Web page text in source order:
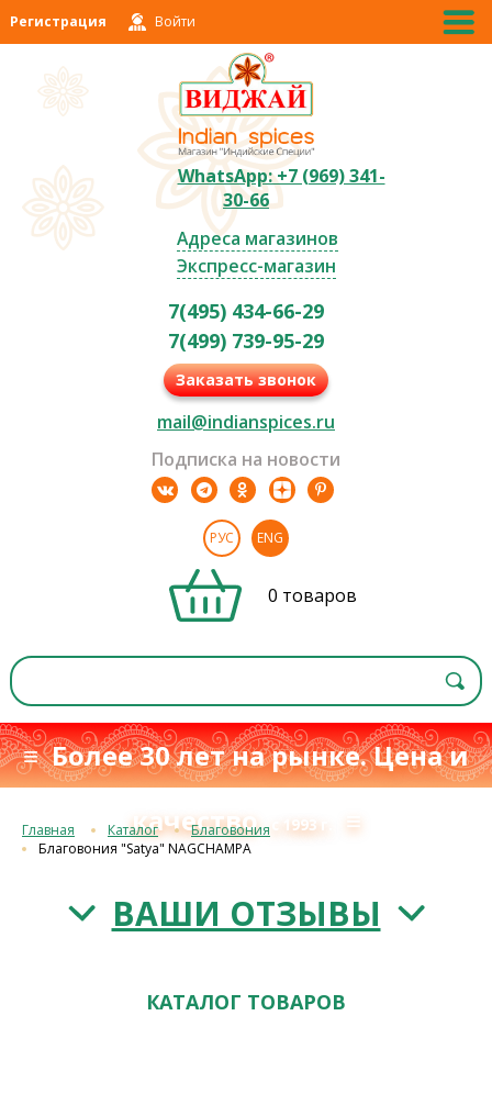
Регистрация Войти
WhatsApp: +7 (969) 341-
30-66
Адреса магазинов
Экспресс-магазин
7(495) 434-66-29
7(499) 739-95-29
Заказать звонок
mail@indianspices.ru
Подписка на новости
РУС ENG
0 товаров
≡ Более 30 лет на рынке. Цена и
качество с 1993 г. ≡
Главная Каталог
Благовония
Благовония "Satya" NAGCHAMPA
ВАШИ ОТЗЫВЫ
КАТАЛОГ ТОВАРОВ